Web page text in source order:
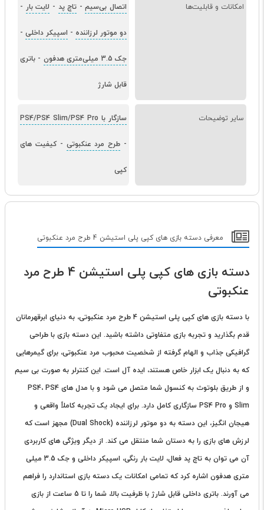
امکانات و قابلیت‌ها اتصال بی‌سیم- تاچ پد - لایت بار -
دو موتور لرزاننده - اسپیکر داخلی -
جک 3.5 میلی‌متری هدفون - باتری
قابل شارژ
سایر توضیحات سازگار با PS4/PS4 Slim/PS4 Pro
- طرح مرد عنکبوتی -کیفیت های
کپی
معرفی دسته بازی های کپی پلی استیشن 4 طرح مرد عنکبوتی
دسته بازی های کپی پلی استیشن 4 طرح مرد
عنکبوتی
با دسته بازی های کپی پلی استیشن 4
طرح مرد عنکبوتی، به دنیای ابرقهرمانان
قدم بگذارید و تجربه بازی متفاوتی داشته باشید. این دسته بازی با طراحی
گرافیکی جذاب و الهام گرفته از شخصیت محبوب مرد عنکبوتی، برای گیمرهایی
که به دنبال یک ابزار خاص هستند، ایده آل است. این کنترلر به صورت بی سیم
و از طریق بلوتوث به کنسول شما متصل می شود و با مدل های PS4، PS4
Slim و PS4 Pro سازگاری کامل دارد. برای ایجاد یک تجربه کاملاً واقعی و
هیجان انگیز، این دسته به دو موتور لرزاننده (Dual Shock) مجهز است که
لرزش های بازی را به دستان شما منتقل می کند. از دیگر ویژگی های کاربردی
آن می توان به تاچ پد فعال، لایت بار رنگی، اسپیکر داخلی و جک 3.5 میلی
متری هدفون اشاره کرد که تمامی امکانات یک دسته بازی استاندارد را فراهم
می آورند. باتری داخلی قابل شارژ با ظرفیت بالا، شما را تا 5 ساعت از بازی